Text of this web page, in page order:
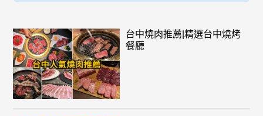
台中燒肉推薦|精選台中燒烤
餐廳